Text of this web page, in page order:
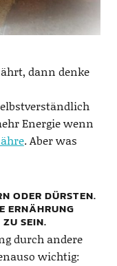
dann denke
Energie wenn
. Aber was
ODER DÜRSTEN.
ERNÄHRUNG
SEIN.
durch andere
wichtig: